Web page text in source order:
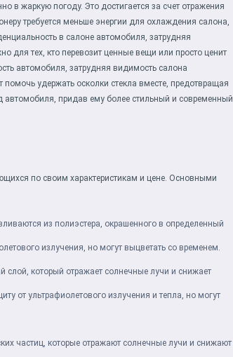
в жаркую погоду. Это достигается за счет отражения
требуется меньше энергии для охлаждения салона,
в салоне автомобиля, затрудняя
для тех, кто перевозит ценные вещи или просто ценит
автомобиля, затрудняя видимость салона
удержать осколки стекла вместе, предотвращая
придав ему более стильный и современный
по своим характеристикам и цене. Основными
из полиэстера, окрашенного в определенный
излучения, но могут выцветать со временем.
слой, который отражает солнечные лучи и снижает
от ультрафиолетового излучения и тепла, но могут
частиц, которые отражают солнечные лучи и снижают